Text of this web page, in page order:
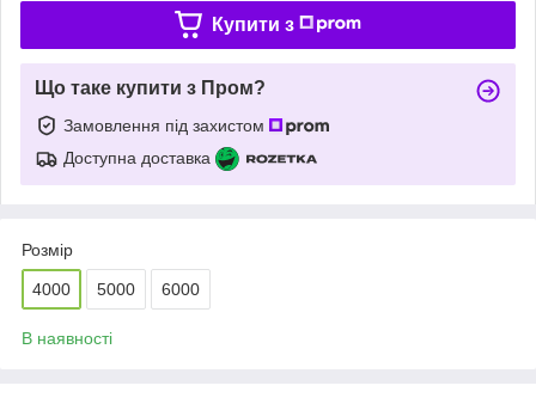
Купити з
Що таке купити з Пром?
Замовлення під захистом
Доступна доставка
Розмір
4000 5000 6000
В наявності